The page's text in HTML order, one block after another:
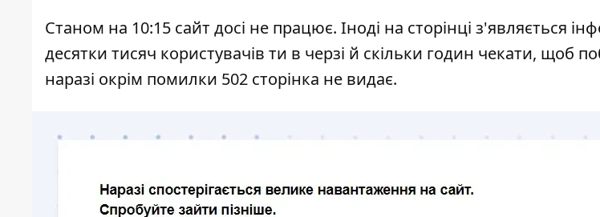
Станом на 10:15 сайт досі не працює. Іноді на сторінці з'являється
десятки тисяч користувачів ти в черзі й скільки годин чекати, щоб
наразі окрім помилки 502 сторінка не видає.